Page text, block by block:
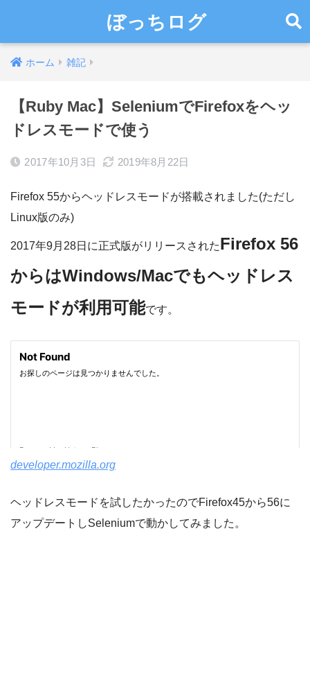
ぼっちログ
ホーム 雑記
【Ruby Mac】SeleniumでFirefoxをヘッ
ドレスモードで使う
2017年10月3日 2019年8月22日
Firefox 55からヘッドレスモードが搭載されました(ただし
Linux版のみ)
2017年9月28日に正式版がリリースされたFirefox 56
からはWindows/Macでもヘッドレス
モードが利用可能です。
developer.mozilla.org
ヘッドレスモードを試したかったのでFirefox45から56に
アップデートしSeleniumで動かしてみました。